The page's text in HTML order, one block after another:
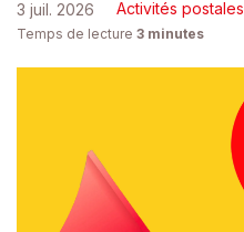
3 juil. 2026 Activités postales
Temps de lecture 3 minutes